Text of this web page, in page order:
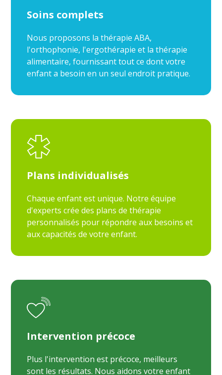
Soins complets
Nous proposons la thérapie ABA,
l'orthophonie, l'ergothérapie et la thérapie
alimentaire, fournissant tout ce dont votre
enfant a besoin en un seul endroit pratique.
Plans individualisés
Chaque enfant est unique. Notre équipe
d'experts crée des plans de thérapie
personnalisés pour répondre aux besoins et
aux capacités de votre enfant.
Intervention précoce
Plus l'intervention est précoce, meilleurs
sont les résultats. Nous aidons votre enfant